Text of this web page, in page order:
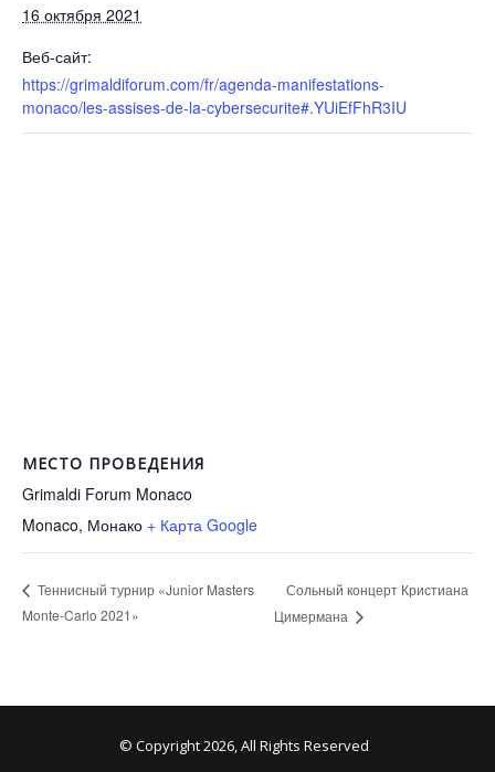
16 октября 2021
Веб-сайт:
https://grimaldiforum.com/fr/agenda-manifestations-
monaco/les-assises-de-la-cybersecurite#.YUiEfFhR3IU
МЕСТО ПРОВЕДЕНИЯ
Grimaldi Forum Monaco
Monaco, Монако + Карта Google
Теннисный турнир «Junior Masters
Monte-Carlo 2021»
Сольный концерт Кристиана
Цимермана
© Copyright 2026, All Rights Reserved